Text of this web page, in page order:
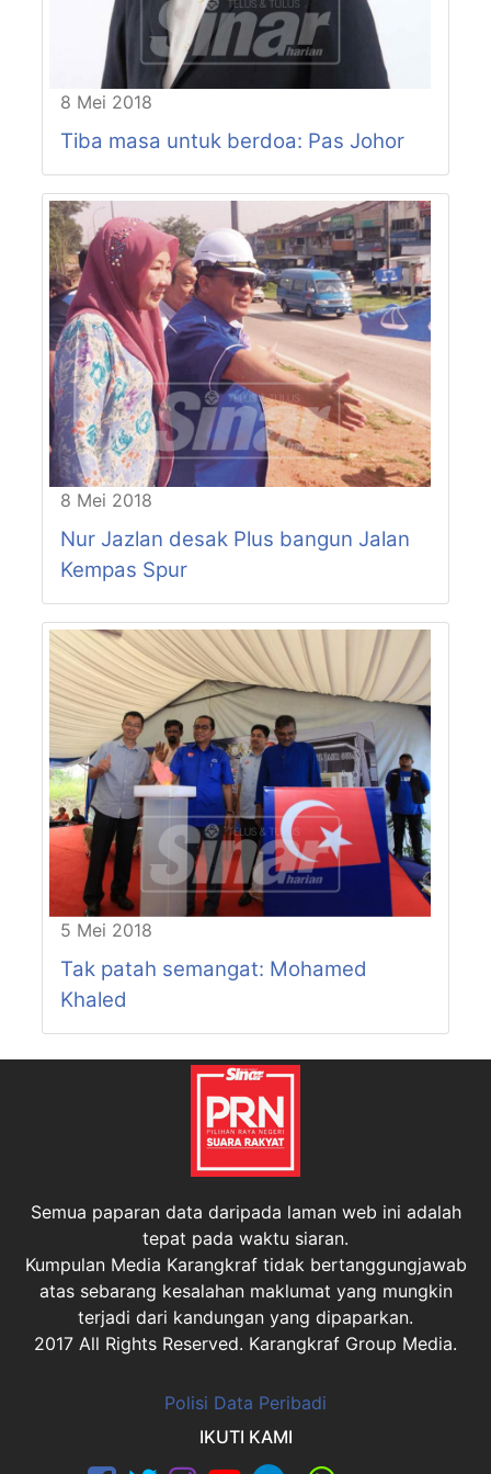
P163-N50
BUKIT PERMAI
P163-N51
BUKIT BATU
P163-N52
SENAI
P164-N53
BENUT
P164-N54
PULAI SEBATANG
P165-N55
PEKAN NANAS
P165-N56
KUKUP
8 Mei 2018
Tiba masa untuk berdoa: Pas Johor
8 Mei 2018
Nur Jazlan desak Plus bangun Jalan
Kempas Spur
5 Mei 2018
Tak patah semangat: Mohamed
Khaled
Semua paparan data daripada laman web ini adalah
tepat pada waktu siaran.
Kumpulan Media Karangkraf tidak bertanggungjawab
atas sebarang kesalahan maklumat yang mungkin
terjadi dari kandungan yang dipaparkan.
2017 All Rights Reserved. Karangkraf Group Media.
Polisi Data Peribadi
IKUTI KAMI